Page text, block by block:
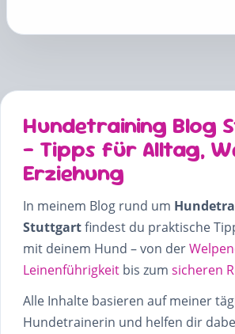
Hundetraining Blog
– Tipps für Alltag,
Erziehung
In meinem Blog rund um
Stuttgartfindest du praktische
mit deinem Hund – von der
Leinenführigkeit bis zum sicheren
Alle Inhalte basieren auf meiner
Hundetrainerin und helfen dir